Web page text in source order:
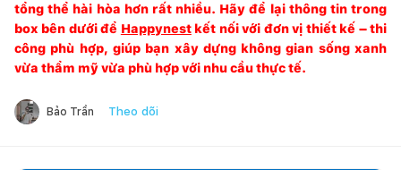
tổng thể hài hòa hơn rất nhiều. Hãy để lại thông tin trong
box bên dưới để Happynestkết nối với đơn vị thiết kế – thi
công phù hợp, giúp bạn xây dựng không gian sống xanh
vừa thẩm mỹ vừa phù hợp với nhu cầu thực tế.
Bảo Trần Theo dõi